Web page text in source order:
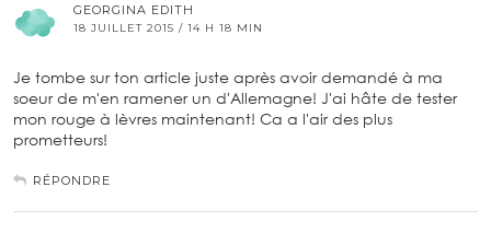
GEORGINA EDITH
18 JUILLET 2015 / 14 H 18 MIN
Je tombe sur ton article juste après avoir demandé à ma
soeur de m'en ramener un d'Allemagne! J'ai hâte de tester
mon rouge à lèvres maintenant! Ca a l'air des plus
prometteurs!
RÉPONDRE